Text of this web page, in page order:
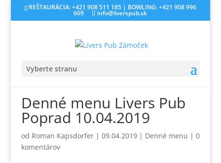
REŠTAURÁCIA: +421 908 511 185 | BOWLING: +421 908 996
669 info@liverspub.sk
Vyberte stranu
Denné menu Livers Pub
Poprad 10.04.2019
od Roman Kapsdorfer| 09.04.2019| Denné menu | 0
komentárov